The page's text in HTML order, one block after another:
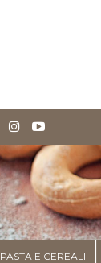
PASTA E CEREALI